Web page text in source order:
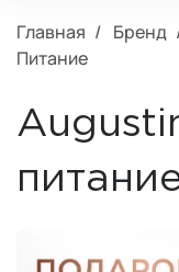
Главная Бренд
Питание